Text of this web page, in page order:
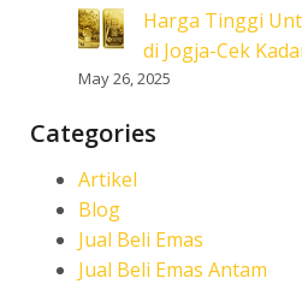
Harga Tinggi
di Jogja-Cek
May 26, 2025
Categories
Artikel
Blog
Jual Beli Emas
Jual Beli Emas Antam